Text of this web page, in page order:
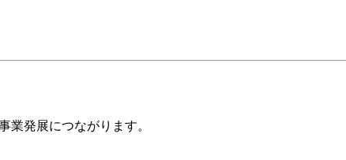
業発展につながります。